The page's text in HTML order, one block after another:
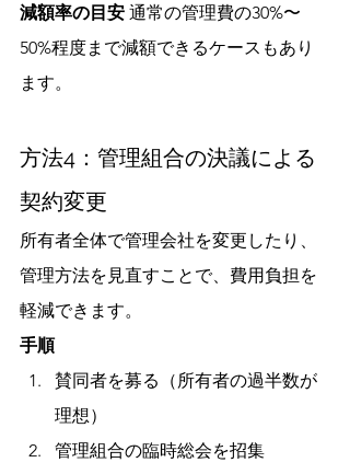
減額率の目安 通常の管理費の30%〜
50%程度まで減額できるケースもあり
ます。
方法4：管理組合の決議による
契約変更
所有者全体で管理会社を変更したり、
管理方法を見直すことで、費用負担を
軽減できます。
手順
賛同者を募る（所有者の過半数が
理想）
管理組合の臨時総会を招集